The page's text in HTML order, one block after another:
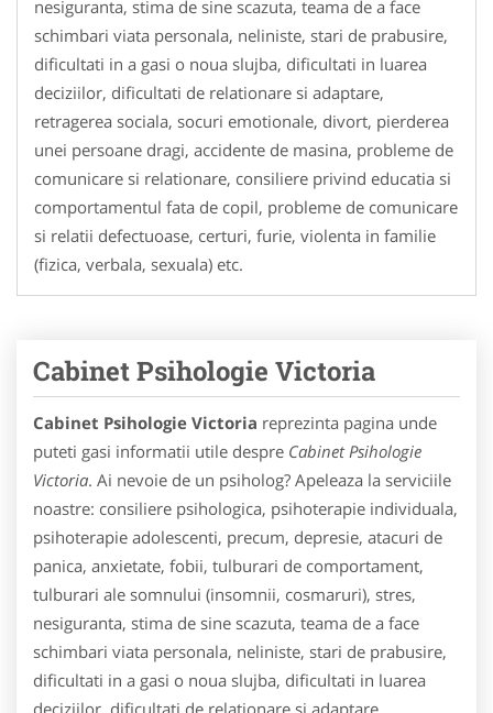
nesiguranta, stima de sine scazuta, teama de a face
schimbari viata personala, neliniste, stari de prabusire,
dificultati in a gasi o noua slujba, dificultati in luarea
deciziilor, dificultati de relationare si adaptare,
retragerea sociala, socuri emotionale, divort, pierderea
unei persoane dragi, accidente de masina, probleme de
comunicare si relationare, consiliere privind educatia si
comportamentul fata de copil, probleme de comunicare
si relatii defectuoase, certuri, furie, violenta in familie
(fizica, verbala, sexuala) etc.
Cabinet Psihologie Victoria
Cabinet Psihologie Victoria reprezinta pagina unde
puteti gasi informatii utile despre Cabinet Psihologie
Victoria. Ai nevoie de un psiholog? Apeleaza la serviciile
noastre: consiliere psihologica, psihoterapie individuala,
psihoterapie adolescenti, precum, depresie, atacuri de
panica, anxietate, fobii, tulburari de comportament,
tulburari ale somnului (insomnii, cosmaruri), stres,
nesiguranta, stima de sine scazuta, teama de a face
schimbari viata personala, neliniste, stari de prabusire,
dificultati in a gasi o noua slujba, dificultati in luarea
deciziilor, dificultati de relationare si adaptare,